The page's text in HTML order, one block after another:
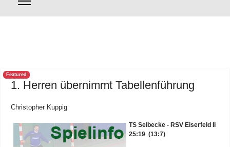
Featured
1. Herren übernimmt Tabellenführung
Christopher Kuppig
TS Selbecke - RSV Eiserfeld II
25:19 (13:7)